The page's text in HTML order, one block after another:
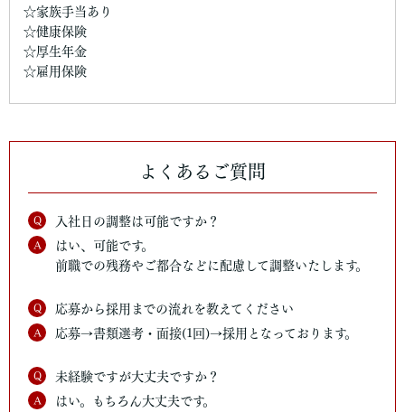
☆家族手当あり
☆健康保険
☆厚生年金
☆雇用保険
よくあるご質問
Q 入社日の調整は可能ですか？
A
はい、可能です。
前職での残務やご都合などに配慮して調整いたします。
Q 応募から採用までの流れを教えてください
A 応募→書類選考・面接(1回)→採用となっております。
Q 未経験ですが大丈夫ですか？
A
はい。もちろん大丈夫です。